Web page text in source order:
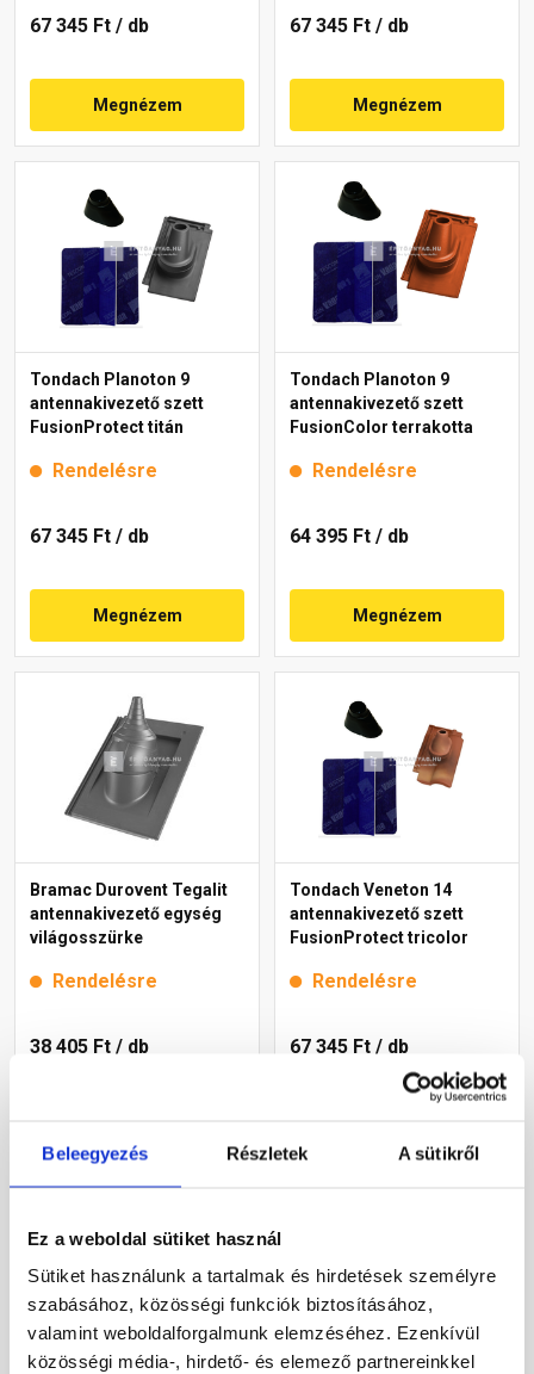
Beleegyezés Részletek A sütikről
Ez a weboldal sütiket használ
Sütiket használunk a tartalmak és hirdetések személyre
szabásához, közösségi funkciók biztosításához,
valamint weboldalforgalmunk elemzéséhez. Ezenkívül
közösségi média-, hirdető- és elemező partnereinkkel
67 345 Ft / db
Megnézem
67 345 Ft / db
Megnézem
Tondach Planoton 9
antennakivezető szett
FusionProtect titán
Rendelésre
67 345 Ft / db
Megnézem
Tondach Planoton 9
antennakivezető szett
FusionColor terrakotta
Rendelésre
64 395 Ft / db
Megnézem
Bramac Durovent Tegalit
antennakivezető egység
világosszürke
Rendelésre
38 405 Ft / db
Tondach Veneton 14
antennakivezető szett
FusionProtect tricolor
Rendelésre
67 345 Ft / db